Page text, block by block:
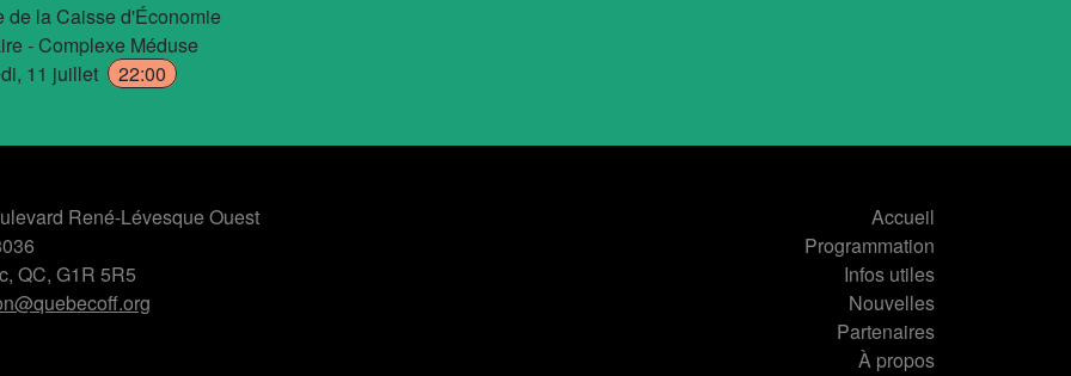
de la Caisse d'Économie
- Complexe Méduse
11 juillet
22:00
René-Lévesque Ouest
QC, G1R 5R5
Accueil
Programmation
Infos utiles
Nouvelles
Partenaires
À propos